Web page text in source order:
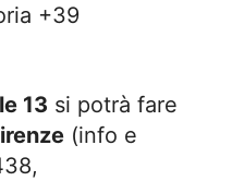
+39
13 si potrà fare
(info e